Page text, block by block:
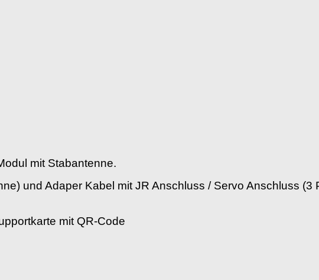
mit Stabantenne.
und Adaper Kabel mit JR Anschluss / Servo Anschluss
mit QR-Code